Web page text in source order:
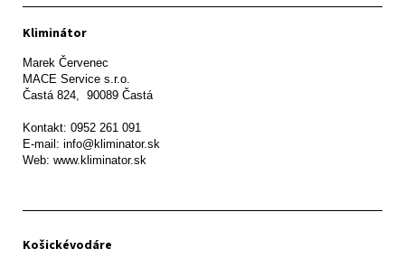
Kliminátor
Marek Červenec
MACE Service s.r.o.
Častá 824,  90089 Častá
Kontakt: 0952 261 091
E-mail: info@kliminator.sk
Web: www.kliminator.sk
Košickévodáre